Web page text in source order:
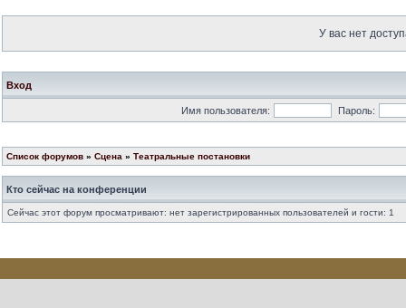
У вас нет
Вход
Имя пользователя: Пароль:
Список форумов » Сцена » Театральные постановки
Кто сейчас на конференции
Сейчас этот форум просматривают: нет зарегистрированных пользователей и гости: 1